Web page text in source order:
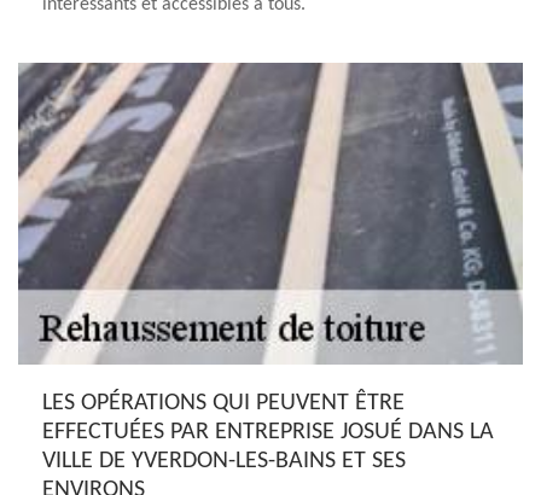
intéressants et accessibles à tous.
LES OPÉRATIONS QUI PEUVENT ÊTRE
EFFECTUÉES PAR ENTREPRISE JOSUÉ DANS LA
VILLE DE YVERDON-LES-BAINS ET SES
ENVIRONS